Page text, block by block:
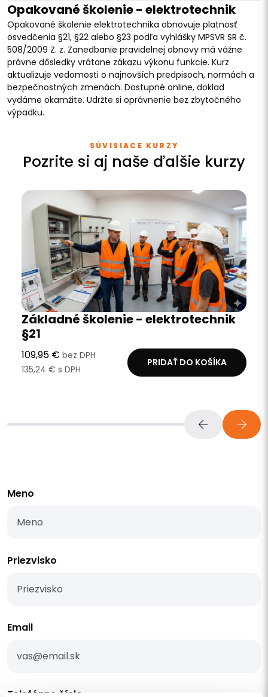
Opakované školenie - elektrotechnik
Opakované školenie elektrotechnika obnovuje platnosť
osvedčenia §21, §22 alebo §23 podľa vyhlášky MPSVR SR č.
508/2009 Z. z. Zanedbanie pravidelnej obnovy má vážne
právne dôsledky vrátane zákazu výkonu funkcie. Kurz
aktualizuje vedomosti o najnovších predpisoch, normách a
bezpečnostných zmenách. Dostupné online, doklad
vydáme okamžite. Udržte si oprávnenie bez zbytočného
výpadku.
SÚVISIACE KURZY
Pozrite si aj naše ďalšie kurzy
Základné školenie - elektrotechnik
§21
109,95 € bez DPH
135,24 € s DPH
PRIDAŤ DO KOŠÍKA
Meno
Priezvisko
Email